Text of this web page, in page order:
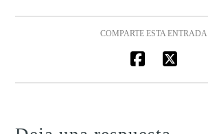
COMPARTE ESTA ENTRADA